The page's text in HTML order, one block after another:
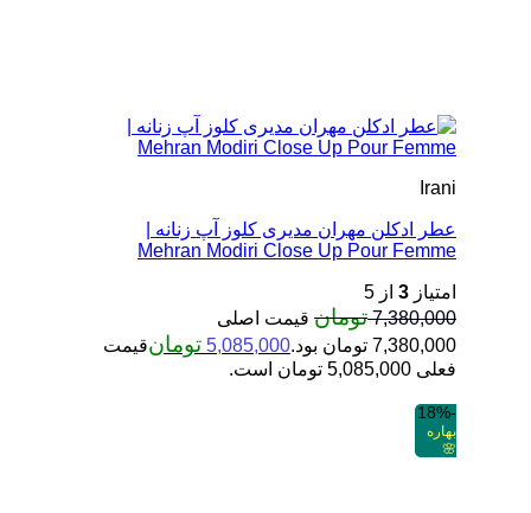
Irani
عطر ادکلن مهران مدیری کلوز آپ زنانه |
Mehran Modiri Close Up Pour Femme
امتیاز 3 از 5
7,380,000 تومان قیمت اصلی
7,380,000 تومان بود.
5,085,000 تومانقیمت
فعلی 5,085,000 تومان است.
-18%